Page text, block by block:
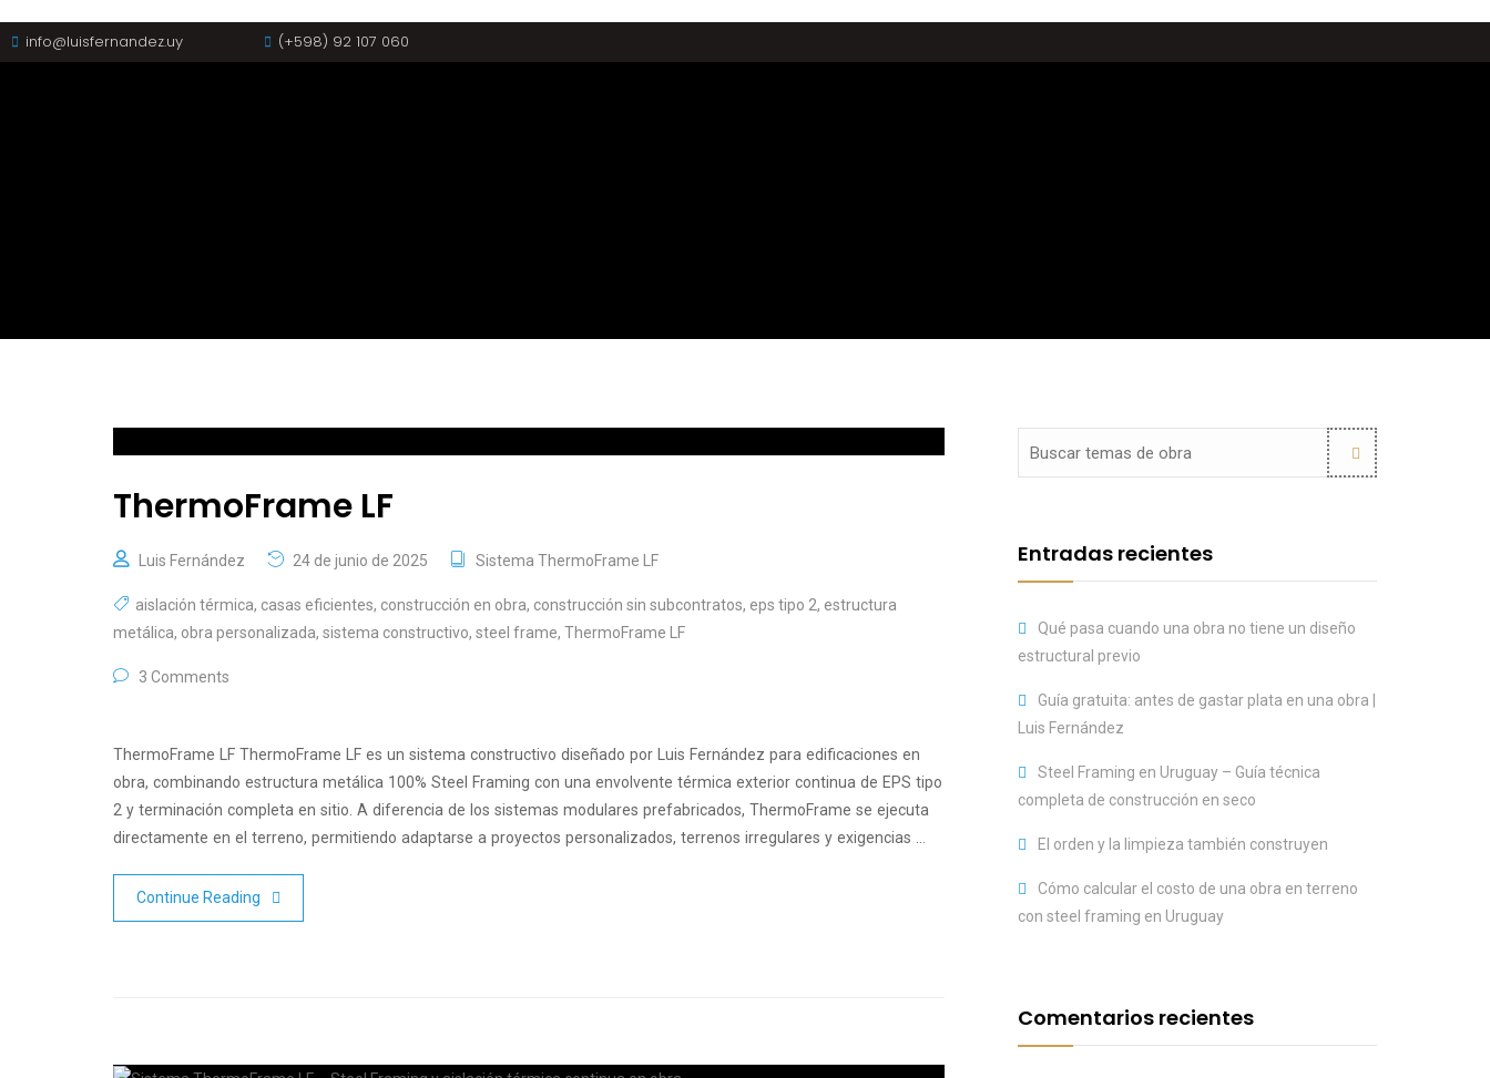
info@luisfernandez.uy (+598) 92 107 060
ThermoFrame LF
Luis Fernández 24 de junio de 2025 Sistema ThermoFrame LF
aislación térmica, casas eficientes, construcción en obra, construcción sin subcontratos, eps tipo 2, estructura
metálica, obra personalizada, sistema constructivo, steel frame, ThermoFrame LF
3 Comments
ThermoFrame LF ThermoFrame LF es un sistema constructivo diseñado por Luis Fernández para edificaciones en
obra, combinando estructura metálica 100% Steel Framing con una envolvente térmica exterior continua de EPS tipo
2 y terminación completa en sitio. A diferencia de los sistemas modulares prefabricados, ThermoFrame se ejecuta
directamente en el terreno, permitiendo adaptarse a proyectos personalizados, terrenos irregulares y exigencias …
Continue Reading
Entradas recientes
Qué pasa cuando una obra no tiene un diseño
estructural previo
Guía gratuita: antes de gastar plata en una obra |
Luis Fernández
Steel Framing en Uruguay – Guía técnica
completa de construcción en seco
El orden y la limpieza también construyen
Cómo calcular el costo de una obra en terreno
con steel framing en Uruguay
Comentarios recientes